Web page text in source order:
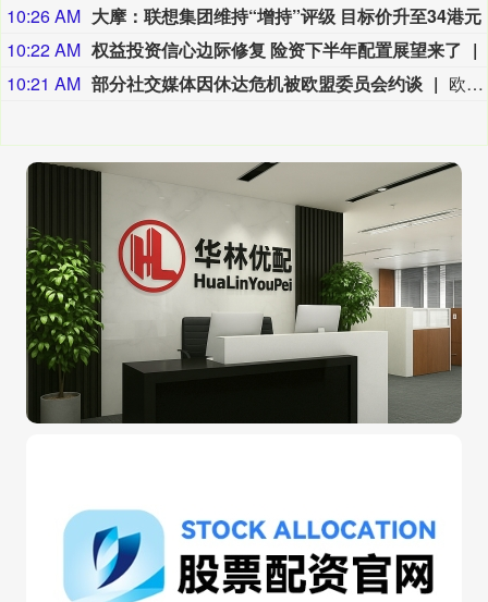
10:26 AM 大摩：联想集团维持“增持”评级 目标价升至34港元
10:22 AM 权益投资信心边际修复 险资下半年配置展望来了
10:21 AM 部分社交媒体因休达危机被欧盟委员会约谈 欧盟委员会负责技术主权等事务的执行副主席汉娜·维尔库宁8月7日在社交媒体上表示，欧盟委员会当天就西班牙飞地休达局势约谈短视频平台TikTok和美国元公司（Meta），要求平台在危机期间加强内容监测并采取果断措施。（新华社）